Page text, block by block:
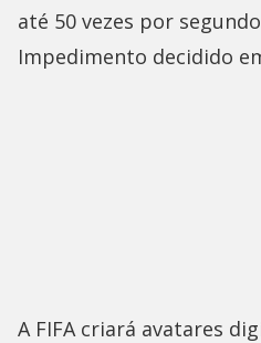
até 50 vezes por
Impedimento decidido
A FIFA criará avatares